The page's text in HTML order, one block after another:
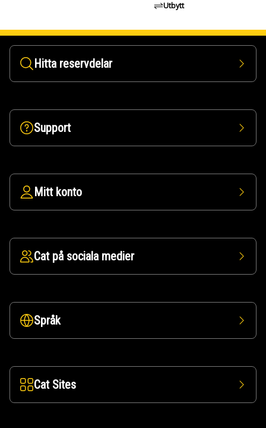
Utbytt
Hitta reservdelar
Support
Mitt konto
Cat på sociala medier
Språk
Cat Sites